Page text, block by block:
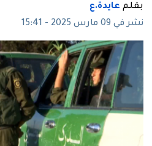
بقلم عايدة.ع
نشر في 09 مارس 2025 - 15:41